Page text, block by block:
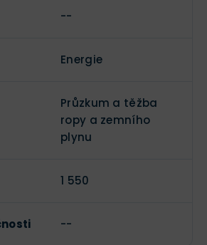
--
Energie
Průzkum a těžba
ropy a zemního
plynu
1 550
--